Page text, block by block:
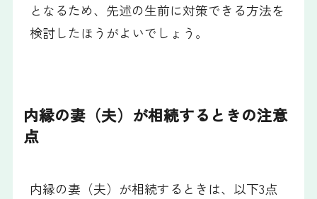
となるため、先述の生前に対策できる方法を
検討したほうがよいでしょう。
内縁の妻（夫）が相続するときの注意
点
内縁の妻（夫）が相続するときは、以下3点